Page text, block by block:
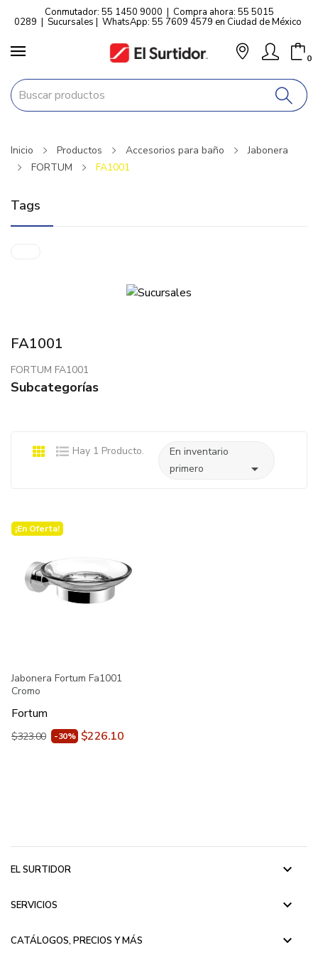
Conmutador: 55 1450 9000 | Compra ahora: 55 5015
0289 | Sucursales | WhatsApp: 55 7609 4579 en Ciudad de México
0
Inicio Productos Accesorios para baño
Jabonera
FORTUM
FA1001
Tags
FA1001
FORTUM FA1001
Subcategorías
Hay 1 Producto.
En inventario
primero

¡En Oferta!
Jabonera Fortum Fa1001
Cromo
Fortum
$323.00 -30% $226.10
EL SURTIDOR keyboard_arrow_down
SERVICIOS keyboard_arrow_down
CATÁLOGOS, PRECIOS Y MÁS keyboard_arrow_down